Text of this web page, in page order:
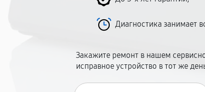
Диагностика занимает
Закажите ремонт в нашем
исправное устройство в тот же